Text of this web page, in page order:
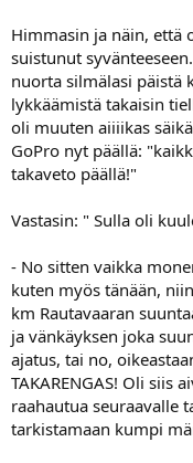
Himmasin ja näin, että
suistunut
nuorta silmälasi päistä
lykkäämistä takaisin
oli muuten aiiiikas
GoPro nyt päällä:
takaveto päällä!"
Vastasin: " Sulla oli
- No sitten vaikka
kuten myös tänään,
km Rautavaaran
ja vänkäyksen joka
ajatus, tai no,
TAKARENGAS! Oli siis
raahautua seuraavalle
tarkistamaan kumpi